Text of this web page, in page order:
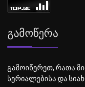
Გამოწერა
გამოიწერეთ, რათა
სერიალებისა და